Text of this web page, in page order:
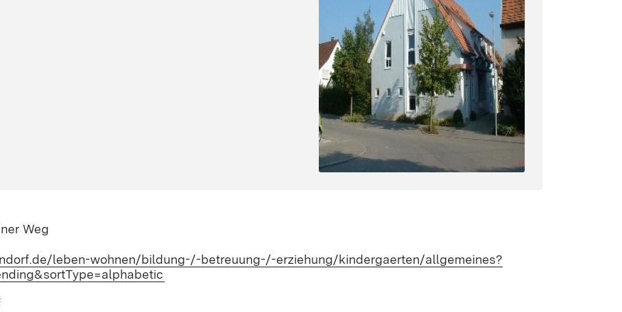
Weg
leben-wohnen/bildung-/-betreuung-/-erziehung/kindergaerten/allgemeines?